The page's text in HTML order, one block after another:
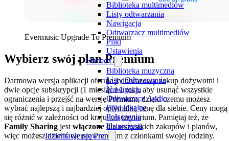
Biblioteka multimediów
Listy odtwarzania
Nawigacja
Odtwarzacz multimediów
Pliki
Ustawienia
Flacbox
Biblioteka muzyczna
Listy Odtwarzania
Nawigacja
Odtwarzacz Audio
Pliki lokalne
Połączenia
Ustawienia
Informacje prawne
Evermusic Upgrade To Premium
Wybierz swój plan Premium
Darmowa wersja aplikacji oferuje jednorazowy zakup dożywotni i
dwie opcje subskrypcji (1 miesiąc i 1 rok), aby usunąć wszystkie
ograniczenia i przejść na wersję Premium, dzięki czemu możesz
wybrać najlepszą i najbardziej optymalną cenę dla siebie. Ceny mogą
się różnić w zależności od kraju lub terytorium. Pamiętaj też, że
Family Sharing jest włączone dla wszystkich zakupów i planów,
więc możesz dzielić wersję Premium z członkami swojej rodziny.